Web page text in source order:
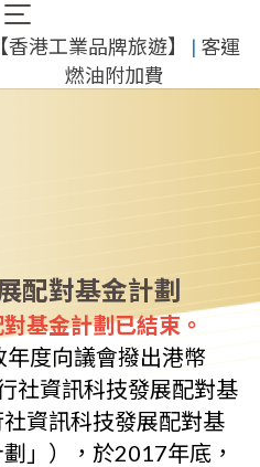
​【香港工業品牌旅遊】 ​ | 客運
燃油附加費
配對基金計劃
基金計劃已結束。
度向議會撥出港幣
社資訊科技發展配對基
資訊科技發展配對基
」），於2017年底，